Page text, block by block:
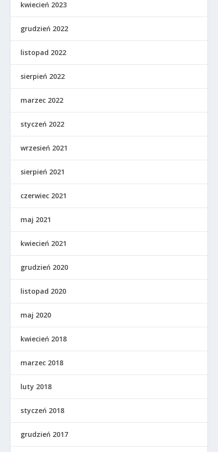
kwiecień 2023
grudzień 2022
listopad 2022
sierpień 2022
marzec 2022
styczeń 2022
wrzesień 2021
sierpień 2021
czerwiec 2021
maj 2021
kwiecień 2021
grudzień 2020
listopad 2020
maj 2020
kwiecień 2018
marzec 2018
luty 2018
styczeń 2018
grudzień 2017